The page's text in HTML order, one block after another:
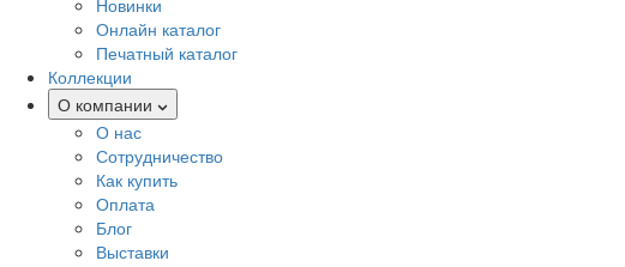
Онлайн каталог
Печатный каталог
Коллекции
О компании
О нас
Сотрудничество
Как купить
Оплата
Блог
Выставки